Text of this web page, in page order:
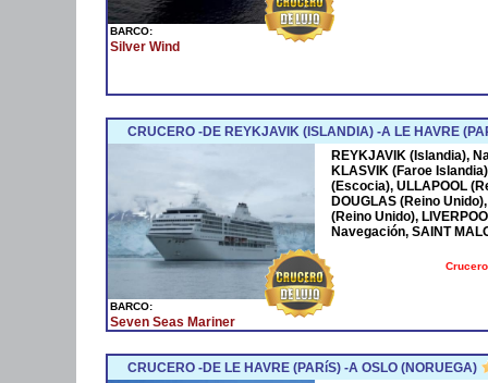
BARCO:
Silver Wind
CRUCERO -DE REYKJAVIK (ISLANDIA) -A LE HAVRE
BARCO:
Seven Seas Mariner
REYKJAVIK (Islandia),
KLASVIK (Faroe
(Escocia), ULLAPOOL
DOUGLAS (Reino
(Reino Unido),
Navegación, SAINT
CRUCERO -DE LE HAVRE (PARíS) -A OSLO (NORUEGA)